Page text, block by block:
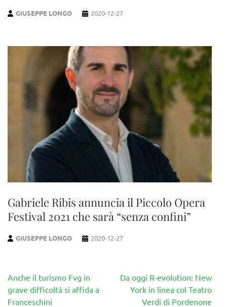
GIUSEPPE LONGO 2020-12-27
Gabriele Ribis annuncia il Piccolo Opera
Festival 2021 che sarà “senza confini”
GIUSEPPE LONGO 2020-12-27
Navigazione
articoli
Anche il turismo Fvg in
grave difficoltà si affida a
Franceschini
Da oggi R-evolution: New
York in linea col Teatro
Verdi di Pordenone